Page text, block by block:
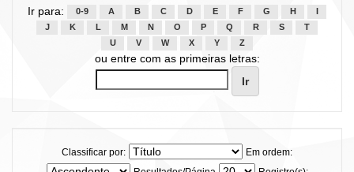
Ir para: 0-9 A B C D E F G H
J
K L M N O P Q R S
T
U
V W X Y Z
ou entre com as primeiras letras:
Classificar por:
Em ordem: